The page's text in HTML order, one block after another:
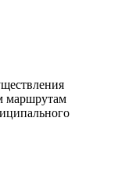
маршрутам